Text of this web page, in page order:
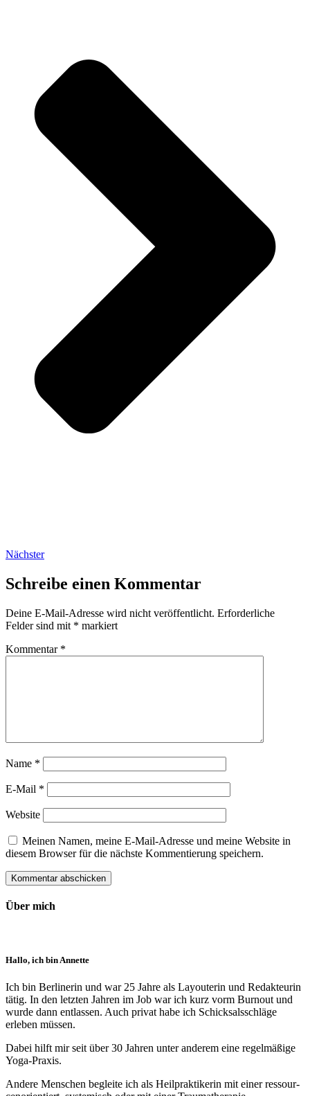
Nächster
Schreibe einen Kommentar
Deine E-Mail-Adresse wird nicht veröffentlicht. Erforderliche
Felder sind mit * markiert
Kommentar *
Name *
E-Mail *
Website
Meinen Namen, meine E-Mail-Adresse und meine Website in
diesem Browser für die nächste Kommentierung speichern.
Über mich
Hallo, ich bin Annette
Ich bin Berlinerin und war 25 Jahre als Layouterin und Redak­teurin
tätig. In den letzten Jahren im Job war ich kurz vorm Burnout und
wurde dann ent­lassen. Auch privat habe ich Schick­sals­schläge
erleben müssen.
Dabei hilft mir seit über 30 Jahren unter anderem eine regelmäßige
Yoga-Praxis.
Andere Menschen begleite ich als Heil­prakti­kerin mit einer ressour­